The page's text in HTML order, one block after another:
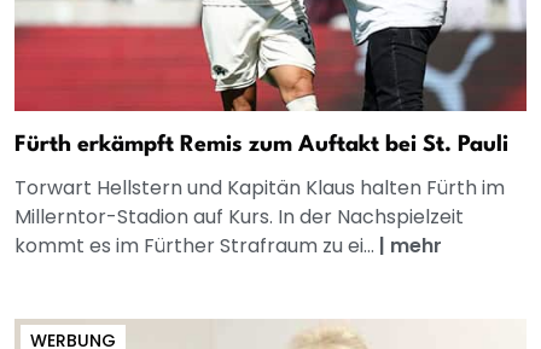
Fürth erkämpft Remis zum Auftakt bei St. Pauli
Torwart Hellstern und Kapitän Klaus halten Fürth im
Millerntor-Stadion auf Kurs. In der Nachspielzeit
kommt es im Fürther Strafraum zu ei... | mehr
WERBUNG